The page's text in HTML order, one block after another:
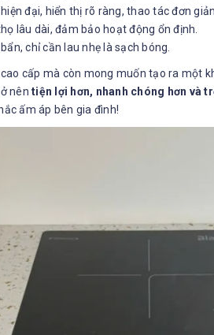
đại, hiển thị rõ ràng, thao tác đơn giản.
lâu dài, đảm bảo hoạt động ổn định.
chỉ cần lau nhẹ là sạch bóng.
cấp mà còn mong muốn tạo ra một
nên tiện lợi hơn, nhanh chóng hơn và
ấm áp bên gia đình!